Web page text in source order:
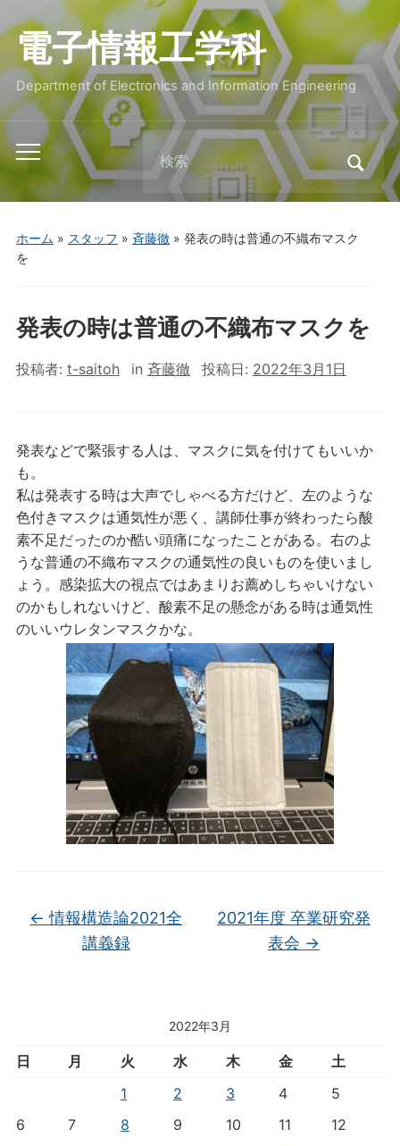
電子情報工学科
Department of Electronics and Information Engineering
Toggle
mobile
menu
Search
for:
ホーム » スタッフ » 斉藤徹» 発表の時は普通の不織布マスク
を
2022年3月
日 月 火 水 木 金
土
1
2 3 4
5
6
7 8 9 10 11
12
発表の時は普通の不織布マスクを
投稿者: t-saitoh in 斉藤徹 投稿日: 2022年3月1日
発表などで緊張する人は、マスクに気を付けてもいいか
も。
私は発表する時は大声でしゃべる方だけど、左のような
色付きマスクは通気性が悪く、講師仕事が終わったら酸
素不足だったのか酷い頭痛になったことがある。右のよ
うな普通の不織布マスクの通気性の良いものを使いまし
ょう。感染拡大の視点ではあまりお薦めしちゃいけない
のかもしれないけど、酸素不足の懸念がある時は通気性
のいいウレタンマスクかな。
← 情報構造論2021全
講義録
2021年度 卒業研究発
表会 →